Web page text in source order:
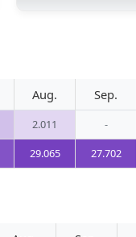
Aug. Sep.
2.011 -
29.065 27.702